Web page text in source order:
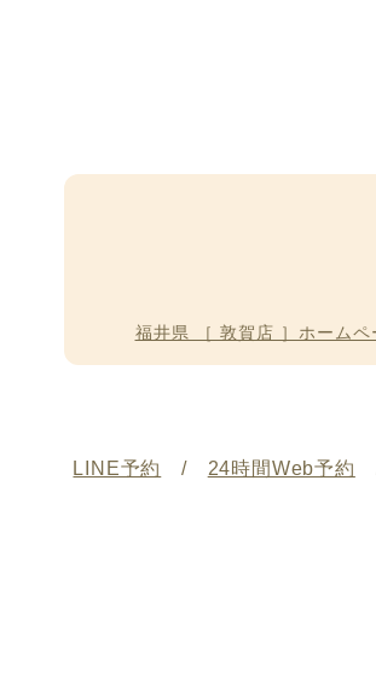
福井県 ［ 敦賀店 ］ホームペ
LINE予約 / 24時間Web予約